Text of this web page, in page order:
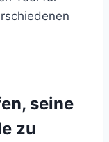
seine
zu